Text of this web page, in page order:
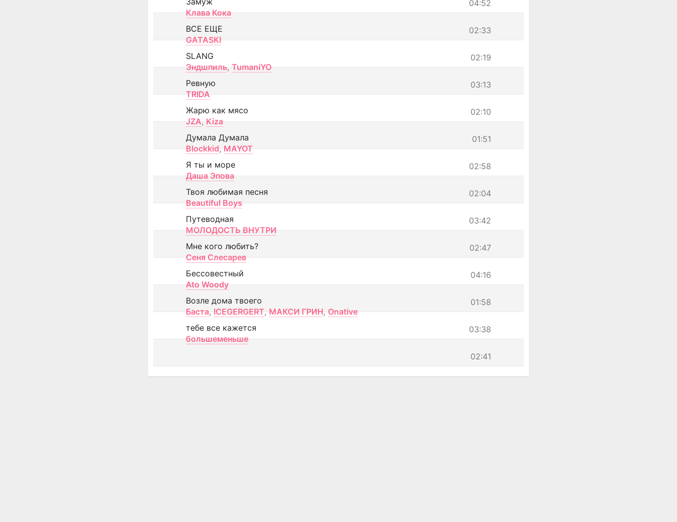
04:52
Клава Кока
02:33
ВСЕ ЕЩЕ
GATASKI
02:19
SLANG
Эндшпиль, TumaniYO
03:13
Ревную
TRIDA
02:10
Жарю как мясо
JZA, Kiza
01:51
Думала Думала
Blockkid, MAYOT
02:58
Я ты и море
Даша Эпова
02:04
Твоя любимая песня
Beautiful Boys
03:42
Путеводная
МОЛОДОСТЬ ВНУТРИ
02:47
Мне кого любить?
Сеня Слесарев
04:16
Бессовестный
Ato Woody
01:58
Возле дома твоего
Баста, ICEGERGERT, МАКСИ ГРИН, Onative
03:38
тебе все кажется
большеменьше
02:41